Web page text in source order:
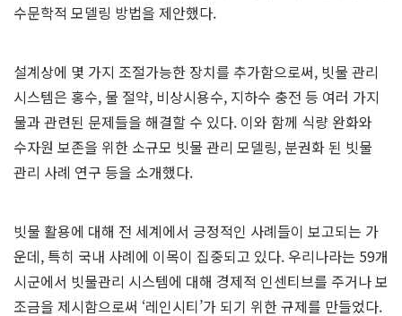
수문학적 모델링 방법을 제안했다.
설계상에 몇 가지 조절가능한 장치를 추가함으로써, 빗물 관리
시스템은 홍수, 물 절약, 비상시용수, 지하수 충전 등 여러 가지
물과 관련된 문제들을 해결할 수 있다. 이와 함께 식량 완화와
수자원 보존을 위한 소규모 빗물 관리 모델링, 분권화 된 빗물
관리 사례 연구 등을 소개했다.
빗물 활용에 대해 전 세계에서 긍정적인 사례들이 보고되는 가
운데, 특히 국내 사례에 이목이 집중되고 있다. 우리나라는 59개
시군에서 빗물관리 시스템에 대해 경제적 인센티브를 주거나 보
조금을 제시함으로써 ‘레인시티’가 되기 위한 규제를 만들었다.